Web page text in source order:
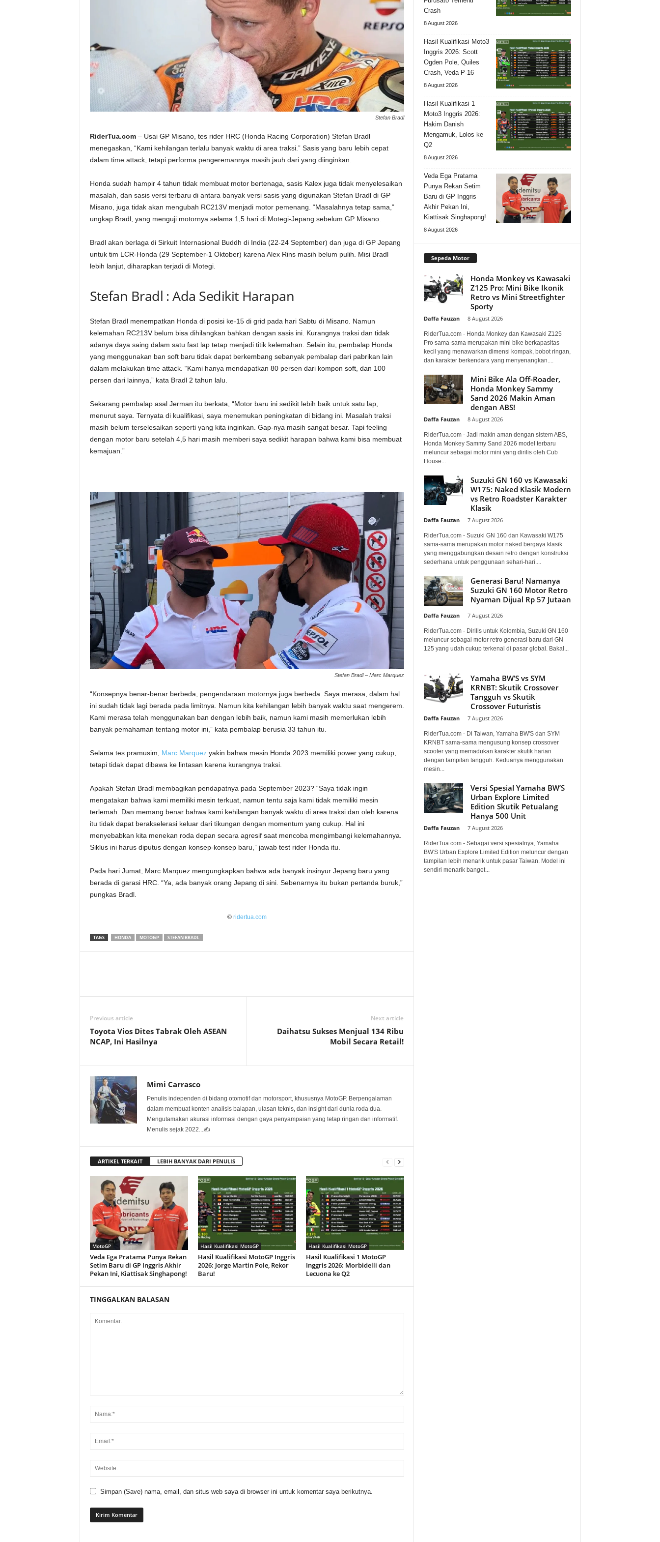
o
Stefan Bradl
RiderTua.com– Usai GP Misano, tes rider HRC (Honda Racing Corporation) Stefan Bradl
menegaskan, “Kami kehilangan terlalu banyak waktu di area traksi.” Sasis yang baru lebih cepat
dalam time attack, tetapi performa pengeremannya masih jauh dari yang diinginkan.
Honda sudah hampir 4 tahun tidak membuat motor bertenaga, sasis Kalex juga tidak menyelesaikan
masalah, dan sasis versi terbaru di antara banyak versi sasis yang digunakan Stefan Bradl di GP
Misano, juga tidak akan mengubah RC213V menjadi motor pemenang. “Masalahnya tetap sama,”
ungkap Bradl, yang menguji motornya selama 1,5 hari di Motegi-Jepang sebelum GP Misano.
Bradl akan berlaga di Sirkuit Internasional Buddh di India (22-24 September) dan juga di GP Jepang
untuk tim LCR-Honda (29 September-1 Oktober) karena Alex Rins masih belum pulih. Misi Bradl
lebih lanjut, diharapkan terjadi di Motegi.
Stefan Bradl : Ada Sedikit Harapan
Stefan Bradl menempatkan Honda di posisi ke-15 di grid pada hari Sabtu di Misano. Namun
kelemahan RC213V belum bisa dihilangkan bahkan dengan sasis ini. Kurangnya traksi dan tidak
adanya daya saing dalam satu fast lap tetap menjadi titik kelemahan. Selain itu, pembalap Honda
yang menggunakan ban soft baru tidak dapat berkembang sebanyak pembalap dari pabrikan lain
dalam melakukan time attack. “Kami hanya mendapatkan 80 persen dari kompon soft, dan 100
persen dari lainnya,” kata Bradl 2 tahun lalu.
Sekarang pembalap asal Jerman itu berkata, “Motor baru ini sedikit lebih baik untuk satu lap,
menurut saya. Ternyata di kualifikasi, saya menemukan peningkatan di bidang ini. Masalah traksi
masih belum terselesaikan seperti yang kita inginkan. Gap-nya masih sangat besar. Tapi feeling
dengan motor baru setelah 4,5 hari masih memberi saya sedikit harapan bahwa kami bisa membuat
kemajuan.”
Stefan Bradl – Marc Marquez
“Konsepnya benar-benar berbeda, pengendaraan motornya juga berbeda. Saya merasa, dalam hal
ini sudah tidak lagi berada pada limitnya. Namun kita kehilangan lebih banyak waktu saat mengerem.
Kami merasa telah menggunakan ban dengan lebih baik, namun kami masih memerlukan lebih
banyak pemahaman tentang motor ini,” kata pembalap berusia 33 tahun itu.
Selama tes pramusim, Marc Marquezyakin bahwa mesin Honda 2023 memiliki power yang cukup,
tetapi tidak dapat dibawa ke lintasan karena kurangnya traksi.
Apakah Stefan Bradl membagikan pendapatnya pada September 2023? “Saya tidak ingin
mengatakan bahwa kami memiliki mesin terkuat, namun tentu saja kami tidak memiliki mesin
terlemah. Dan memang benar bahwa kami kehilangan banyak waktu di area traksi dan oleh karena
itu tidak dapat berakselerasi keluar dari tikungan dengan momentum yang cukup. Hal ini
menyebabkan kita menekan roda depan secara agresif saat mencoba mengimbangi kelemahannya.
Siklus ini harus diputus dengan konsep-konsep baru,” jawab test rider Honda itu.
Pada hari Jumat, Marc Marquez mengungkapkan bahwa ada banyak insinyur Jepang baru yang
berada di garasi HRC. “Ya, ada banyak orang Jepang di sini. Sebenarnya itu bukan pertanda buruk,”
pungkas Bradl.
© ridertua.com
TAGS HONDA MOTOGP STEFAN BRADL
Previous article
Toyota Vios Dites Tabrak Oleh ASEAN
NCAP, Ini Hasilnya
Next article
Daihatsu Sukses Menjual 134 Ribu
Mobil Secara Retail!
Mimi Carrasco
Penulis independen di bidang otomotif dan motorsport, khususnya MotoGP. Berpengalaman
dalam membuat konten analisis balapan, ulasan teknis, dan insight dari dunia roda dua.
Mengutamakan akurasi informasi dengan gaya penyampaian yang tetap ringan dan informatif.
Menulis sejak 2022...✍️
ARTIKEL TERKAIT LEBIH BANYAK DARI PENULIS
MotoGP
Veda Ega Pratama Punya Rekan
Setim Baru di GP Inggris Akhir
Pekan Ini, Kiattisak Singhapong!
Hasil Kualifikasi MotoGP
Hasil Kualifikasi MotoGP Inggris
2026: Jorge Martin Pole, Rekor
Baru!
Hasil Kualifikasi MotoGP
Hasil Kualifikasi 1 MotoGP
Inggris 2026: Morbidelli dan
Lecuona ke Q2
TINGGALKAN BALASAN
Simpan (Save) nama, email, dan situs web saya di browser ini untuk komentar saya berikutnya.
Crash
8 August 2026
Hasil Kualifikasi Moto3
Inggris 2026: Scott
Ogden Pole, Quiles
Crash, Veda P-16
8 August 2026
Hasil Kualifikasi 1
Moto3 Inggris 2026:
Hakim Danish
Mengamuk, Lolos ke
Q2
8 August 2026
Veda Ega Pratama
Punya Rekan Setim
Baru di GP Inggris
Akhir Pekan Ini,
Kiattisak Singhapong!
8 August 2026
Sepeda Motor
Honda Monkey vs Kawasaki
Z125 Pro: Mini Bike Ikonik
Retro vs Mini Streetfighter
Sporty
Daffa Fauzan 8 August 2026
RiderTua.com - Honda Monkey dan Kawasaki Z125
Pro sama-sama merupakan mini bike berkapasitas
kecil yang menawarkan dimensi kompak, bobot ringan,
dan karakter berkendara yang menyenangkan....
Mini Bike Ala Off-Roader,
Honda Monkey Sammy
Sand 2026 Makin Aman
dengan ABS!
Daffa Fauzan 8 August 2026
RiderTua.com - Jadi makin aman dengan sistem ABS,
Honda Monkey Sammy Sand 2026 model terbaru
meluncur sebagai motor mini yang dirilis oleh Cub
House...
Suzuki GN 160 vs Kawasaki
W175: Naked Klasik Modern
vs Retro Roadster Karakter
Klasik
Daffa Fauzan 7 August 2026
RiderTua.com - Suzuki GN 160 dan Kawasaki W175
sama-sama merupakan motor naked bergaya klasik
yang menggabungkan desain retro dengan konstruksi
sederhana untuk penggunaan sehari-hari....
Generasi Baru! Namanya
Suzuki GN 160 Motor Retro
Nyaman Dijual Rp 57 Jutaan
Daffa Fauzan 7 August 2026
RiderTua.com - Dirilis untuk Kolombia, Suzuki GN 160
meluncur sebagai motor retro generasi baru dari GN
125 yang udah cukup terkenal di pasar global. Bakal...
Yamaha BW’S vs SYM
KRNBT: Skutik Crossover
Tangguh vs Skutik
Crossover Futuristis
Daffa Fauzan 7 August 2026
RiderTua.com - Di Taiwan, Yamaha BW'S dan SYM
KRNBT sama-sama mengusung konsep crossover
scooter yang memadukan karakter skutik harian
dengan tampilan tangguh. Keduanya menggunakan
mesin...
Versi Spesial Yamaha BW’S
Urban Explore Limited
Edition Skutik Petualang
Hanya 500 Unit
Daffa Fauzan 7 August 2026
RiderTua.com - Sebagai versi spesialnya, Yamaha
BW'S Urban Explore Limited Edition meluncur dengan
tampilan lebih menarik untuk pasar Taiwan. Model ini
sendiri menarik banget...